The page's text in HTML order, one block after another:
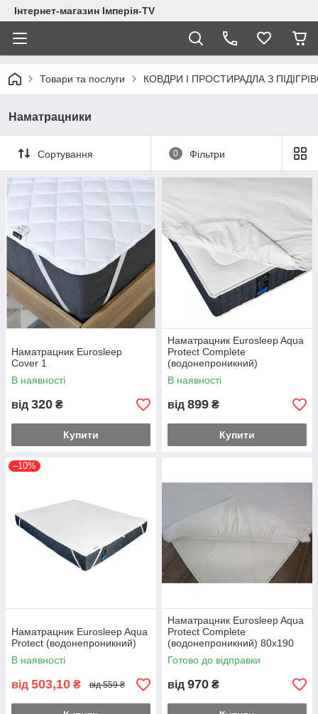
Інтернет-магазин Імперія-TV
Товари та послуги КОВДРИ І ПРОСТИРАДЛА З
Наматрацники
Сортування 0 Фільтри
Наматрацник Eurosleep
Cover 1
В наявності
від 320 ₴
Купити
Наматрацник Eurosleep Aqua
Protect Complete
(водонепроникний)
В наявності
від 899 ₴
Купити
–10%
Наматрацник Eurosleep Aqua
Protect (водонепроникний)
В наявності
від 503,10 ₴ від 559 ₴
Наматрацник Eurosleep Aqua
Protect Complete
(водонепроникний) 80х190
Готово до відправки
від 970 ₴